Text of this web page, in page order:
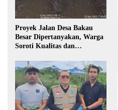
Proyek Jalan Desa Bakau
Besar Dipertanyakan, Warga
Soroti Kualitas dan
Pembangunan